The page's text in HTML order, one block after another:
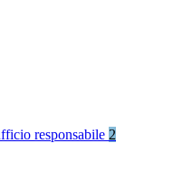
responsabile 2